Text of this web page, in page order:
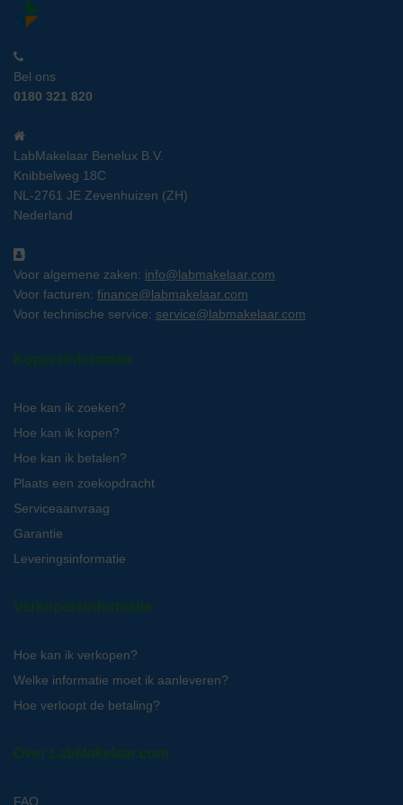
Bel ons
0180 321 820
LabMakelaar Benelux B.V.
Knibbelweg 18C
NL-2761 JE Zevenhuizen (ZH)
Nederland
Voor algemene zaken: info@labmakelaar.com
Voor facturen: finance@labmakelaar.com
Voor technische service: service@labmakelaar.com
Kopersinformatie
Hoe kan ik zoeken?
Hoe kan ik kopen?
Hoe kan ik betalen?
Plaats een zoekopdracht
Serviceaanvraag
Garantie
Leveringsinformatie
Verkopersinformatie
Hoe kan ik verkopen?
Welke informatie moet ik aanleveren?
Hoe verloopt de betaling?
Over LabMakelaar.com
FAQ